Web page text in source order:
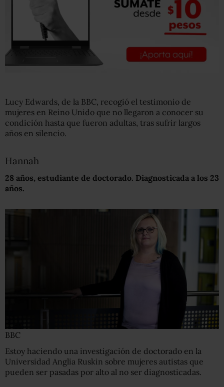
Lucy Edwards, de la BBC, recogió el testimonio de
mujeres en Reino Unido que no llegaron a conocer su
condición hasta que fueron adultas, tras sufrir largos
años en silencio.
Hannah
28 años, estudiante de doctorado. Diagnosticada a los 23
años.
BBC
Estoy haciendo una investigación de doctorado en la
Universidad Anglia Ruskin sobre mujeres autistas que
pueden ser pasadas por alto al no ser diagnosticadas.